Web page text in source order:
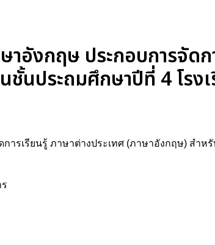
อังกฤษ ประกอบการจัดก
ชั้นประถมศึกษาปีที่ 4 โรง
รเรียนรู้ ภาษาต่างประเทศ (ภาษาอังกฤษ) สำห